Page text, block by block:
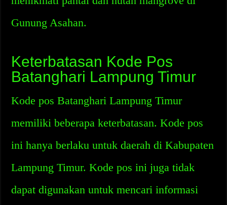
Gunung Asahan.
Keterbatasan Kode Pos
Batanghari Lampung Timur
Kode pos Batanghari Lampung Timur
memiliki beberapa keterbatasan. Kode pos
ini hanya berlaku untuk daerah di Kabupaten
Lampung Timur. Kode pos ini juga tidak
dapat digunakan untuk mencari informasi